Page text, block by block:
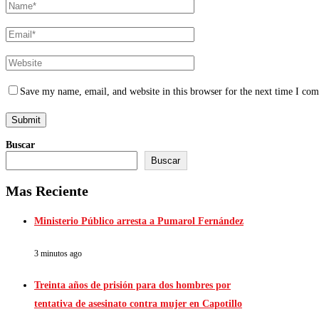
Save my name, email, and website in this browser for the next time I
Buscar
Buscar
Mas Reciente
Ministerio Público arresta a Pumarol Fernández
3 minutos ago
Treinta años de prisión para dos hombres por
tentativa de asesinato contra mujer en Capotillo